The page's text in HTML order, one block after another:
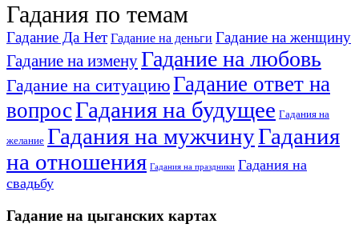
Гадания по темам
Гадание Да Нет Гадание на деньги Гадание на женщину
Гадание на изменуГадание на любовь
Гадание на ситуациюГадание ответ на
вопросГадания на будущее Гадания на
желание Гадания на мужчинуГадания
на отношения Гадания на праздники Гадания на
свадьбу
Гадание на цыганских картах